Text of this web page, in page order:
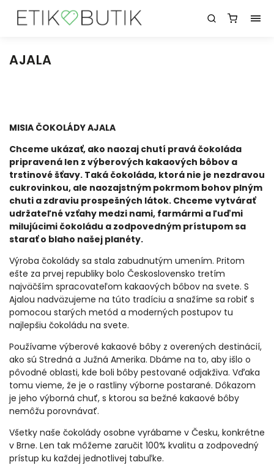
AJALA
MISIA ČOKOLÁDY AJALA
Chceme ukázať, ako naozaj chutí pravá čokoláda
pripravená len z výberových kakaových bôbov a
trstinové šťavy. Taká čokoláda, ktorá nie je nezdravou
cukrovinkou, ale naozajstným pokrmom bohov plným
chuti a zdraviu prospešných látok. Chceme vytvárať
udržateľné vzťahy medzi nami, farmármi a ľuďmi
milujúcimi čokoládu a zodpovedným prístupom sa
starať o blaho našej planéty.
Výroba čokolády sa stala zabudnutým umením. Pritom
ešte za prvej republiky bolo Československo tretím
najväčším spracovateľom kakaových bôbov na svete. S
Ajalou nadväzujeme na túto tradíciu a snažíme sa robiť s
pomocou starých metód a moderných postupov tu
najlepšiu čokoládu na svete.
Používame výberové kakaové bôby z overených destinácií,
ako sú Stredná a Južná Amerika. Dbáme na to, aby išlo o
pôvodné oblasti, kde boli bôby pestované odjakživa. Vďaka
tomu vieme, že je o rastliny výborne postarané. Dôkazom
je jeho výborná chuť, s ktorou sa bežné kakaové bôby
nemôžu porovnávať.
Všetky naše čokolády osobne vyrábame v Česku, konkrétne
v Brne. Len tak môžeme zaručit 100% kvalitu a zodpovedný
prístup ku každej jednotlivej tabuľke.